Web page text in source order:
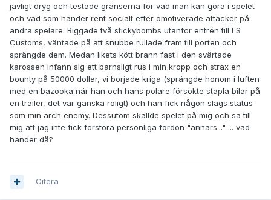
jävligt dryg och testade gränserna för vad man kan göra i spelet
och vad som händer rent socialt efter omotiverade attacker på
andra spelare. Riggade två stickybombs utanför entrén till LS
Customs, väntade på att snubbe rullade fram till porten och
sprängde dem. Medan likets kött brann fast i den svärtade
karossen infann sig ett barnsligt rus i min kropp och strax en
bounty på 50000 dollar, vi började kriga (sprängde honom i luften
med en bazooka när han och hans polare försökte stapla bilar på
en trailer, det var ganska roligt) och han fick någon slags status
som min arch enemy. Dessutom skällde spelet på mig och sa till
mig att jag inte fick förstöra personliga fordon "annars..." ... vad
händer då?
Citera